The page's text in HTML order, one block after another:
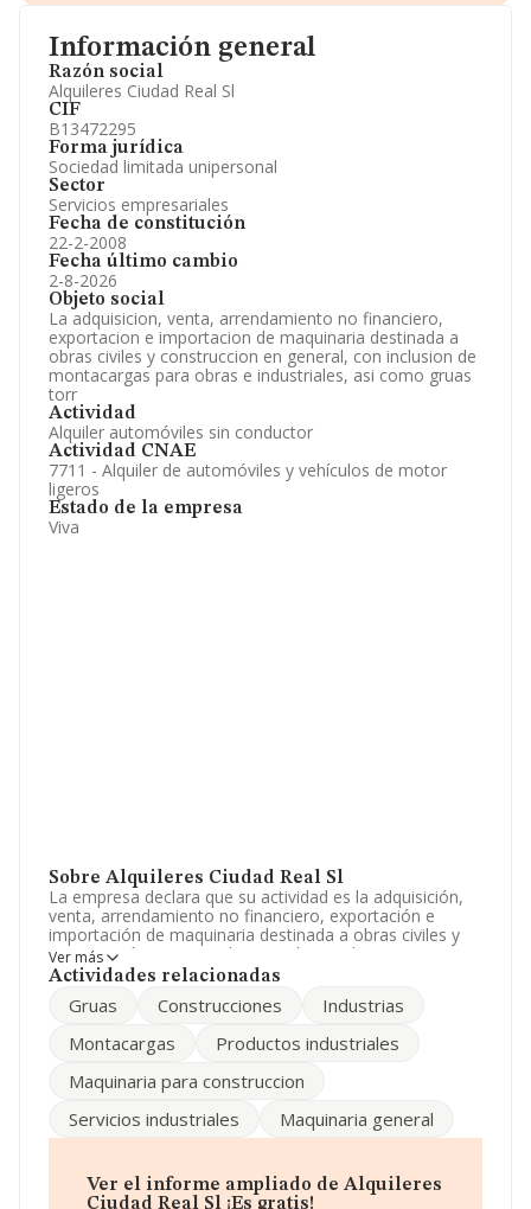
Información general
Razón social
Alquileres Ciudad Real Sl
CIF
B13472295
Forma jurídica
Sociedad limitada unipersonal
Sector
Servicios empresariales
Fecha de constitución
22-2-2008
Fecha último cambio
2-8-2026
Objeto social
La adquisicion, venta, arrendamiento no financiero,
exportacion e importacion de maquinaria destinada a
obras civiles y construccion en general, con inclusion de
montacargas para obras e industriales, asi como gruas
torr
Actividad
Alquiler automóviles sin conductor
Actividad CNAE
7711 - Alquiler de automóviles y vehículos de motor
ligeros
Estado de la empresa
Viva
Sobre Alquileres Ciudad Real Sl
La empresa declara que su actividad es la adquisición,
venta, arrendamiento no financiero, exportación e
importación de maquinaria destinada a obras civiles y
construcción en general, con inclusion de montacargas
para obras e industriales, así como gruas torr. La
Sociedad Limitada. Tiene CNAE: 7711 - 'Alquiler de
no tiene actividad en mercados exteriores.
No ha habido variación en cuanto al número de
la información disponible en INFORMA, ha dispuesto de
un número de empleados por debajo de la media de
Acerca de la información en los distintos rankings: en
Ver más
Actividades relacionadas
Gruas Construcciones
Industrias
Montacargas
Productos industriales
Maquinaria para construccion
Servicios industriales
Maquinaria general
Ver el informe ampliado de Alquileres
Ciudad Real Sl ¡Es gratis!
Información oficial y registral complementaria.